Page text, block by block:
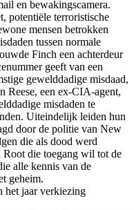
en bewakingscamera.
potentiële terroristische
mensen betrokken
tussen normale
Finch een achterdeur
geeft van een
gewelddadige misdaad,
Reese, een ex-CIA-agent,
misdaden te
Uiteindelijk leiden hun
door de politie van New
die als dood werd
Root die toegang wil tot de
alle kennis van de
geheim.
het jaar verkiezing